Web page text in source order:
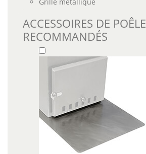
ACCESSOIRES DE POÊLE
RECOMMANDÉS